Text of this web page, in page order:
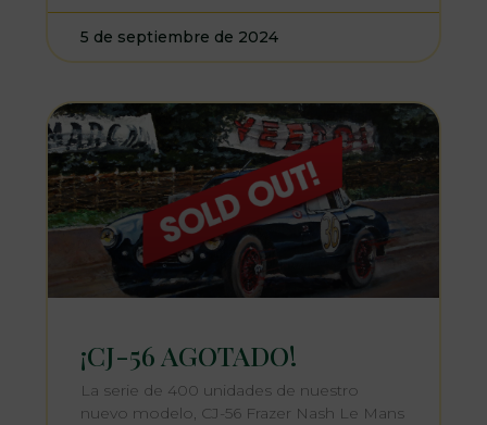
5 de septiembre de 2024
¡CJ-56 AGOTADO!
La serie de 400 unidades de nuestro
nuevo modelo, CJ-56 Frazer Nash Le Mans